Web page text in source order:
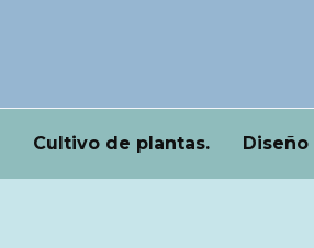
Cultivo de plantas. Diseño